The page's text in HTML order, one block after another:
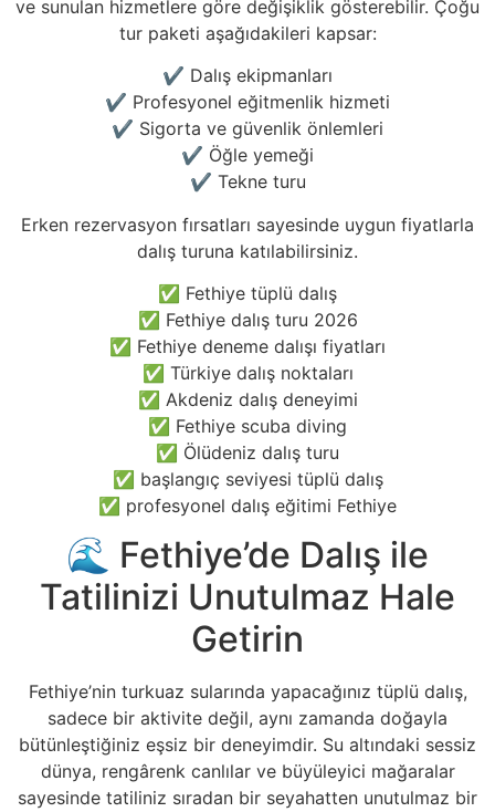
ve sunulan hizmetlere göre değişiklik gösterebilir. Çoğu
tur paketi aşağıdakileri kapsar:
✔ Dalış ekipmanları
✔ Profesyonel eğitmenlik hizmeti
✔ Sigorta ve güvenlik önlemleri
✔ Öğle yemeği
✔ Tekne turu
Erken rezervasyon fırsatları sayesinde uygun fiyatlarla
dalış turuna katılabilirsiniz.
✅ Fethiye tüplü dalış
✅ Fethiye dalış turu 2026
✅ Fethiye deneme dalışı fiyatları
✅ Türkiye dalış noktaları
✅ Akdeniz dalış deneyimi
✅ Fethiye scuba diving
✅ Ölüdeniz dalış turu
✅ başlangıç seviyesi tüplü dalış
✅ profesyonel dalış eğitimi Fethiye
🌊 Fethiye’de Dalış ile
Tatilinizi Unutulmaz Hale
Getirin
Fethiye’nin turkuaz sularında yapacağınız tüplü dalış,
sadece bir aktivite değil, aynı zamanda doğayla
bütünleştiğiniz eşsiz bir deneyimdir. Su altındaki sessiz
dünya, rengârenk canlılar ve büyüleyici mağaralar
sayesinde tatiliniz sıradan bir seyahatten unutulmaz bir